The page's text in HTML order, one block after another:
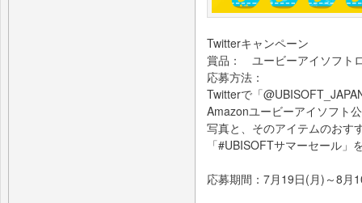
Twitterキャンペーン
賞品： ユービーアイソフト
応募方法：
Twitterで「
Amazonユービーアイソフト
写真と、そのアイテムのおす
「#UBISOFTサマーセール」
応募期間：7月19日(月)～8月